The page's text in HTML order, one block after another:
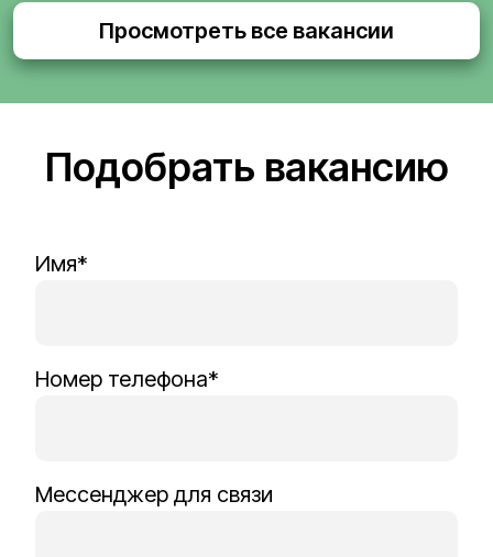
Просмотреть все вакансии
Подобрать вакансию
Имя*
Номер телефона*
Мессенджер для связи